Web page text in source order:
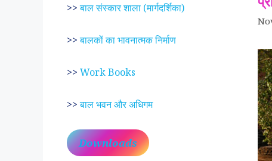
>>बाल संस्कार शाला (मार्गदर्शिका)
>>बालकों का भावनात्मक निर्माण
>> Work Books
>>बाल भवन और अधिगम
Downloads